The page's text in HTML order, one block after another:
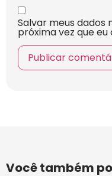
Salvar meus dados
próxima vez que
Você também